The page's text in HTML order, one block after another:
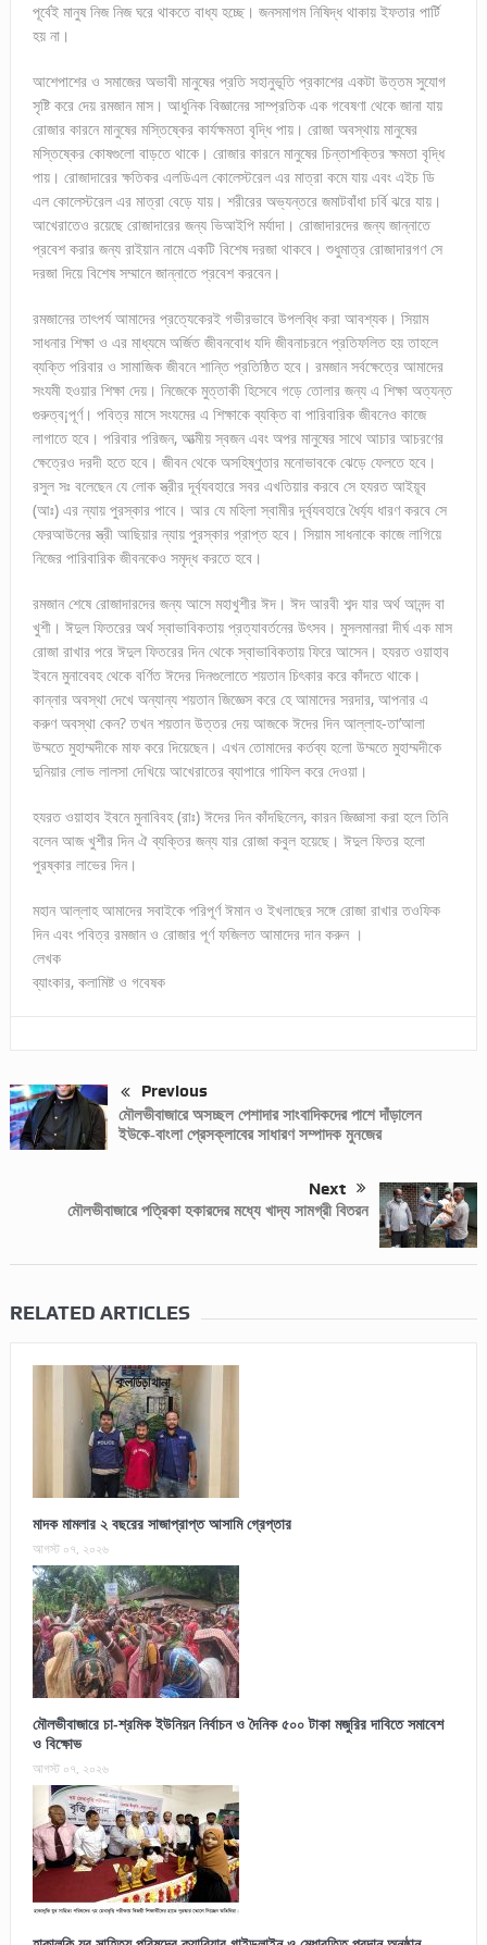
পূর্বেই মানুষ নিজ নিজ ঘরে থাকতে বাধ্য হচ্ছে। জনসমাগম নিষিদ্ধ থাকায় ইফতার পার্টি
হয় না।
আশেপাশের ও সমাজের অভাবী মানুষের প্রতি সহানুভূতি প্রকাশের একটা উত্তম সুযোগ
সৃষ্টি করে দেয় রমজান মাস। আধুনিক বিজ্ঞানের সাম্প্রতিক এক গবেষণা থেকে জানা যায়
রোজার কারনে মানুষের মস্তিষ্কের কার্যক্ষমতা বৃদ্ধি পায়। রোজা অবস্থায় মানুষের
মস্তিষ্কের কোষগুলো বাড়তে থাকে। রোজার কারনে মানুষের চিন্তাশক্তির ক্ষমতা বৃদ্ধি
পায়। রোজাদারের ক্ষতিকর এলডিএল কোলেস্টরেল এর মাত্রা কমে যায় এবং এইচ ডি
এল কোলেস্টরেল এর মাত্রা বেড়ে যায়। শরীরের অভ্যন্তরে জমাটবাঁধা চর্বি ঝরে যায়।
আখেরাতেও রয়েছে রোজাদারের জন্য ভিআইপি মর্যাদা। রোজাদারদের জন্য জান্নাতে
প্রবেশ করার জন্য রাইয়ান নামে একটি বিশেষ দরজা থাকবে। শুধুমাত্র রোজাদারগণ সে
দরজা দিয়ে বিশেষ সম্মানে জান্নাতে প্রবেশ করবেন।
রমজানের তাৎপর্য আমাদের প্রত্যেকেরই গভীরভাবে উপলব্ধি করা আবশ্যক। সিয়াম
সাধনার শিক্ষা ও এর মাধ্যমে অর্জিত জীবনবোধ যদি জীবনাচরনে প্রতিফলিত হয় তাহলে
ব্যক্তি পরিবার ও সামাজিক জীবনে শান্তি প্রতিষ্ঠিত হবে। রমজান সর্বক্ষেত্রে আমাদের
সংযমী হওয়ার শিক্ষা দেয়। নিজেকে মুত্তাকী হিসেবে গড়ে তোলার জন্য এ শিক্ষা অত্যন্ত
গুরুত্ব¡পূর্ণ। পবিত্র মাসে সংযমের এ শিক্ষাকে ব্যক্তি বা পারিবারিক জীবনেও কাজে
লাগাতে হবে। পরিবার পরিজন, আত্মীয় স্বজন এবং অপর মানুষের সাথে আচার আচরণের
ক্ষেত্রেও দরদী হতে হবে। জীবন থেকে অসহিষ্ণুতার মনোভাবকে ঝেড়ে ফেলতে হবে।
রসুল সঃ বলেছেন যে লোক স্ত্রীর দূর্ব্যবহারে সবর এখতিয়ার করবে সে হযরত আইয়ূব
(আঃ) এর ন্যায় পুরস্কার পাবে। আর যে মহিলা স্বামীর দূর্ব্যবহারে ধৈর্য্য ধারণ করবে সে
ফেরআউনের স্ত্রী আছিয়ার ন্যায় পুরস্কার প্রাপ্ত হবে। সিয়াম সাধনাকে কাজে লাগিয়ে
নিজের পারিবারিক জীবনকেও সমৃদ্ধ করতে হবে।
রমজান শেষে রোজাদারদের জন্য আসে মহাখুশীর ঈদ। ঈদ আরবী শব্দ যার অর্থ আনন্দ বা
খুশী। ঈদুল ফিতরের অর্থ স্বাভাবিকতায় প্রত্যাবর্তনের উৎসব। মুসলমানরা দীর্ঘ এক মাস
রোজা রাখার পরে ঈদুল ফিতরের দিন থেকে স্বাভাবিকতায় ফিরে আসেন। হযরত ওয়াহাব
ইবনে মুনাবেবহ থেকে বর্ণিত ঈদের দিনগুলোতে শয়তান চিৎকার করে কাঁদতে থাকে।
কান্নার অবস্থা দেখে অন্যান্য শয়তান জিজ্ঞেস করে হে আমাদের সরদার, আপনার এ
করুণ অবস্থা কেন? তখন শয়তান উত্তর দেয় আজকে ঈদের দিন আল্লাহ-তা’আলা
উম্মতে মুহাম্মদীকে মাফ করে দিয়েছেন। এখন তোমাদের কর্তব্য হলো উম্মতে মুহাম্মদীকে
দুনিয়ার লোভ লালসা দেখিয়ে আখেরাতের ব্যাপারে গাফিল করে দেওয়া।
হযরত ওয়াহাব ইবনে মুনাবিবহ (রাঃ) ঈদের দিন কাঁদছিলেন, কারন জিজ্ঞাসা করা হলে তিনি
বলেন আজ খুশীর দিন ঐ ব্যক্তির জন্য যার রোজা কবুল হয়েছে। ঈদুল ফিতর হলো
পুরষ্কার লাভের দিন।
মহান আল্লাহ আমাদের সবাইকে পরিপূর্ণ ঈমান ও ইখলাছের সঙ্গে রোজা রাখার তওফিক
দিন এবং পবিত্র রমজান ও রোজার পূর্ণ ফজিলত আমাদের দান করুন ।
লেখক
ব্যাংকার, কলামিষ্ট ও গবেষক
Previous
মৌলভীবাজারে অসচ্ছল পেশাদার সাংবাদিকদের পাশে দাঁড়ালেন
ইউকে-বাংলা প্রেসক্লাবের সাধারণ সম্পাদক মুনজের
Next
মৌলভীবাজারে পত্রিকা হকারদের মধ্যে খাদ্য সামগ্রী বিতরন
RELATED ARTICLES
মাদক মামলার ২ বছরের সাজাপ্রাপ্ত আসামি গ্রেপ্তার
আগস্ট ০৭, ২০২৬
মৌলভীবাজারে চা-শ্রমিক ইউনিয়ন নির্বাচন ও দৈনিক ৫০০ টাকা মজুরির দাবিতে সমাবেশ
ও বিক্ষোভ
আগস্ট ০৭, ২০২৬